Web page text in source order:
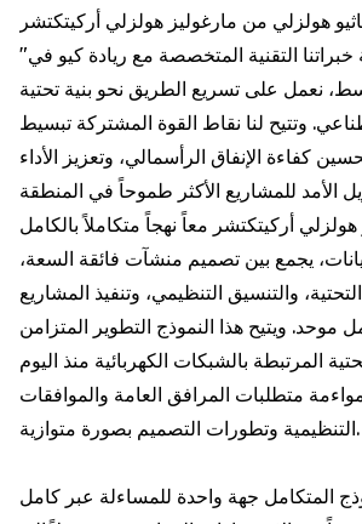
"من خلال مواءمة خبراتنا التقنية المتخصصة مع ريادة كيو في
نعمل على تسريع الطريق نحو بنية تحتية
وتتيح لنا نقاط القوة المشتركة تبسيط
كفاءة الإنفاق الرأسمالي، وتعزيز الأداء
أركيتكتشر معاً نهجاً متكاملاً بالكامل
يجمع بين تصميم منشآت فائقة السعة،
والتنسيق التنظيمي، وتنفيذ المشاريع
ويتيح هذا النموذج التطوير المتزامن
المرتبطة بالشبكات الكهربائية منذ اليوم
متطلبات المرافق العامة والموافقات
التنظيمية وتطورات التصميم بصورة متوازية.
المتكامل جهة واحدة للمساءلة عبر كامل